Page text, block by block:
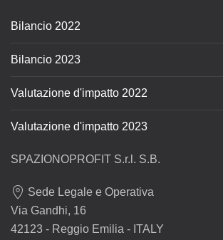
Bilancio 2022
Bilancio 2023
Valutazione d'impatto 2022
Valutazione d'impatto 2023
SPAZIONOPROFIT S.r.l. S.B.
Sede Legale e Operativa
Via Gandhi, 16
42123 - Reggio Emilia - ITALY